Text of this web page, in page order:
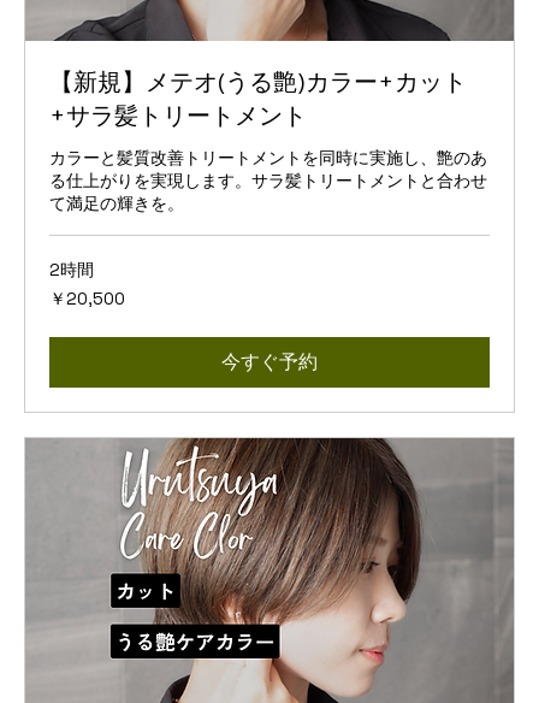
【新規】メテオ(うる艶)カラー+カット
+サラ髪トリートメント
カラーと髪質改善トリートメントを同時に実施し、艶のあ
る仕上がりを実現します。サラ髪トリートメントと合わせ
て満足の輝きを。
2時間
20,500
円
￥20,500
今すぐ予約